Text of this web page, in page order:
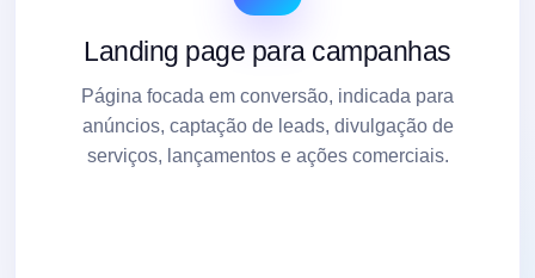
Landing page para campanhas
Página focada em conversão, indicada para
anúncios, captação de leads, divulgação de
serviços, lançamentos e ações comerciais.